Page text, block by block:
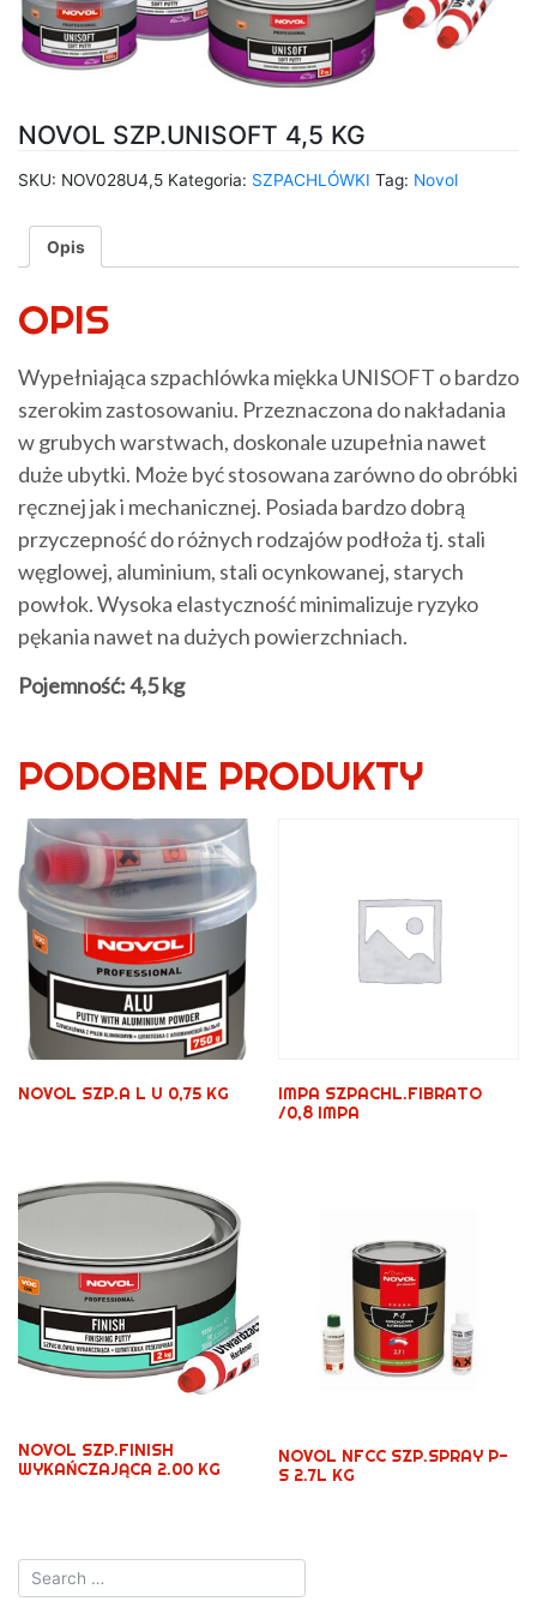
NOVOL SZP.UNISOFT 4,5 KG
SKU: NOV028U4,5 Kategoria: SZPACHLÓWKI Tag: Novol
Opis
OPIS
Wypełniająca szpachlówka miękka UNISOFT o bardzo
szerokim zastosowaniu. Przeznaczona do nakładania
w grubych warstwach, doskonale uzupełnia nawet
duże ubytki. Może być stosowana zarówno do obróbki
ręcznej jak i mechanicznej. Posiada bardzo dobrą
przyczepność do różnych rodzajów podłoża tj. stali
węglowej, aluminium, stali ocynkowanej, starych
powłok. Wysoka elastyczność minimalizuje ryzyko
pękania nawet na dużych powierzchniach.
Pojemność: 4,5 kg
PODOBNE PRODUKTY
NOVOL SZP.A L U 0,75 KG
IMPA SZPACHL.FIBRATO
/0,8 IMPA
NOVOL SZP.FINISH
WYKAŃCZAJĄCA 2.00 KG
NOVOL NFCC SZP.SPRAY P-
S 2.7L KG